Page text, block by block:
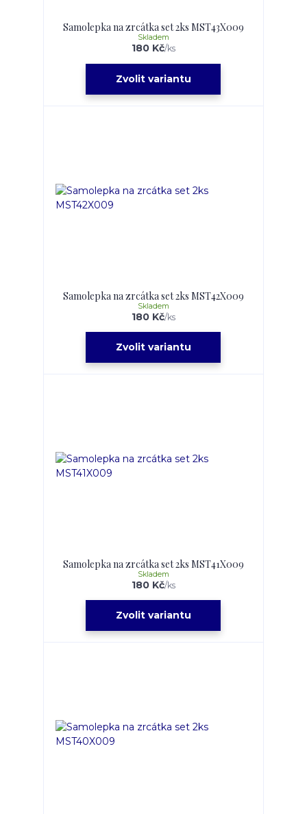
Samolepka na zrcátka set 2ks MST43X009
180 Kč/ks
Skladem
Zvolit variantu
Samolepka na zrcátka set 2ks MST42X009
180 Kč/ks
Skladem
Zvolit variantu
Samolepka na zrcátka set 2ks MST41X009
180 Kč/ks
Skladem
Zvolit variantu